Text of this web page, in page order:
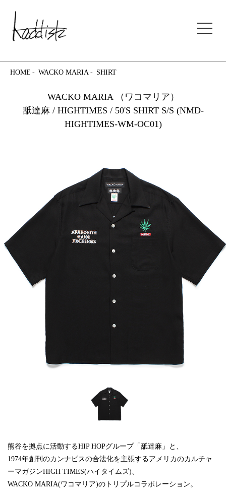
kaddish development store
HOME WACKO MARIA SHIRT
WACKO MARIA （ワコマリア）
舐達麻 / HIGHTIMES / 50'S SHIRT S/S (NMD-
HIGHTIMES-WM-OC01)
熊谷を拠点に活動するHIP HOPグループ「舐達麻」と、
1974年創刊のカンナビスの合法化を主張するアメリカのカルチャ
ーマガジンHIGH TIMES(ハイタイムズ)、
WACKO MARIA(ワコマリア)のトリプルコラボレーション。